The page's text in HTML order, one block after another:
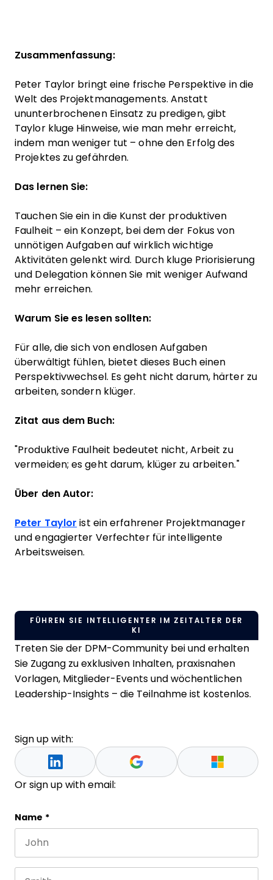
Zusammenfassung:
Peter Taylor bringt eine frische Perspektive in die
Welt des Projektmanagements. Anstatt
ununterbrochenen Einsatz zu predigen, gibt
Taylor kluge Hinweise, wie man mehr erreicht,
indem man weniger tut – ohne den Erfolg des
Projektes zu gefährden.
Das lernen Sie:
Tauchen Sie ein in die Kunst der produktiven
Faulheit – ein Konzept, bei dem der Fokus von
unnötigen Aufgaben auf wirklich wichtige
Aktivitäten gelenkt wird. Durch kluge Priorisierung
und Delegation können Sie mit weniger Aufwand
mehr erreichen.
Warum Sie es lesen sollten:
Für alle, die sich von endlosen Aufgaben
überwältigt fühlen, bietet dieses Buch einen
Perspektivwechsel. Es geht nicht darum, härter zu
arbeiten, sondern klüger.
Zitat aus dem Buch:
"Produktive Faulheit bedeutet nicht, Arbeit zu
vermeiden; es geht darum, klüger zu arbeiten."
Über den Autor:
Peter Taylor ist ein erfahrener Projektmanager
und engagierter Verfechter für intelligente
Arbeitsweisen.
FÜHREN SIE INTELLIGENTER IM ZEITALTER DER
KI
Treten Sie der DPM-Community bei und erhalten
Sie Zugang zu exklusiven Inhalten, praxisnahen
Vorlagen, Mitglieder-Events und wöchentlichen
Leadership-Insights – die Teilnahme ist kostenlos.
Sign up with:
Or sign up with email:
Facebook
This field is for validation purposes and should be
Name *